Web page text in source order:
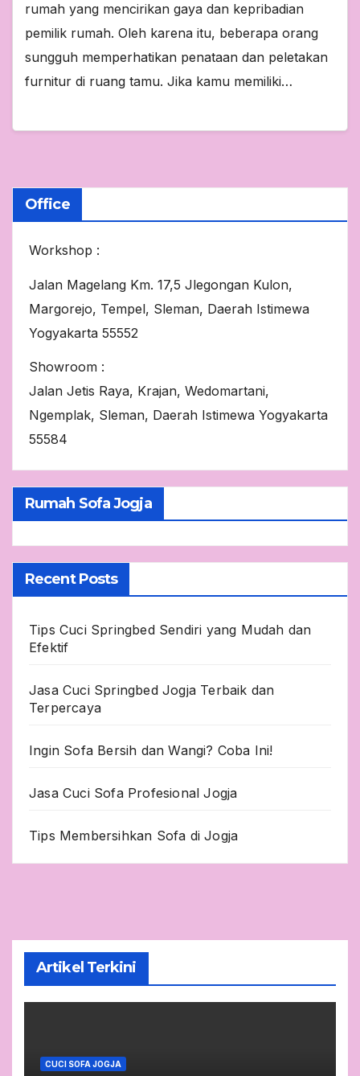
rumah yang mencirikan gaya dan kepribadian
pemilik rumah. Oleh karena itu, beberapa orang
sungguh memperhatikan penataan dan peletakan
furnitur di ruang tamu. Jika kamu memiliki…
Office
Workshop :
Jalan Magelang Km. 17,5 Jlegongan Kulon,
Margorejo, Tempel, Sleman, Daerah Istimewa
Yogyakarta 55552
Showroom :
Jalan Jetis Raya, Krajan, Wedomartani,
Ngemplak, Sleman, Daerah Istimewa Yogyakarta
55584
Rumah Sofa Jogja
Recent Posts
Tips Cuci Springbed Sendiri yang Mudah dan
Efektif
Jasa Cuci Springbed Jogja Terbaik dan
Terpercaya
Ingin Sofa Bersih dan Wangi? Coba Ini!
Jasa Cuci Sofa Profesional Jogja
Tips Membersihkan Sofa di Jogja
Artikel Terkini
CUCI SOFA JOGJA